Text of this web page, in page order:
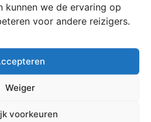
we de ervaring op
voor andere reizigers.
Weiger
voorkeuren
bedrukte jaarclub trui of
je reis afsluiten in ultieme
jullie maten op te nemen en
je te poseren voor een
print. Daarnaast is Afrika de
sieraden, je kunt het zo